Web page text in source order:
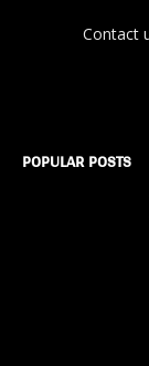
Contact
POPULAR POSTS